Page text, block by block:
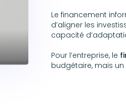
Le financement
d’aligner les
capacité
Pour l’entreprise, le
budgétaire, mais un